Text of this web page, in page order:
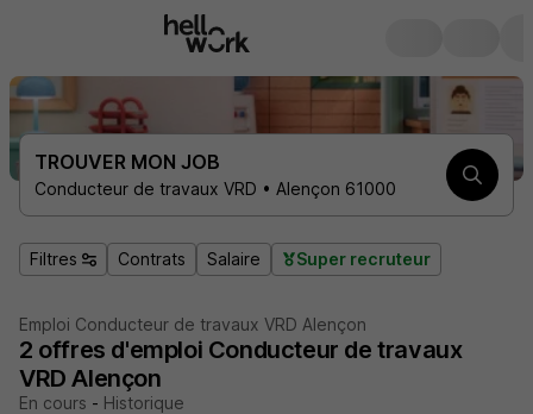
TROUVER MON JOB
Conducteur de travaux VRD • Alençon 61000
Filtres Contrats Salaire Super recruteur
Emploi Conducteur de travaux VRD Alençon
2 offres d'emploi Conducteur de travaux
VRD Alençon
En cours - Historique